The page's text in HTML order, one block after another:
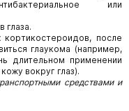
или
глаза.
после
глаукома (например,
длительном применении
вокруг глаз).
средствами и